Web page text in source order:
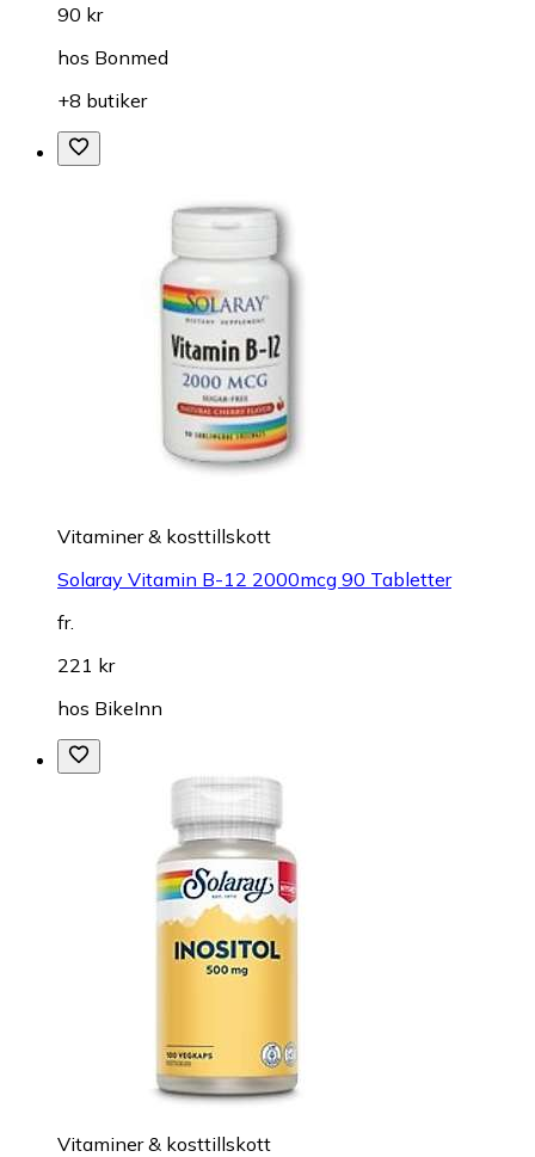
90 kr
hos Bonmed
+8 butiker
Vitaminer & kosttillskott
Solaray Vitamin B-12 2000mcg 90 Tabletter
fr.
221 kr
hos BikeInn
Vitaminer & kosttillskott